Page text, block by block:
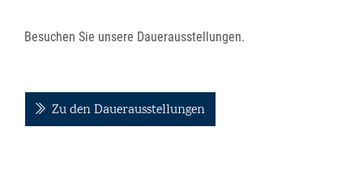
Besuchen Sie unsere Dauerausstellungen.
Zu den Dauerausstellungen